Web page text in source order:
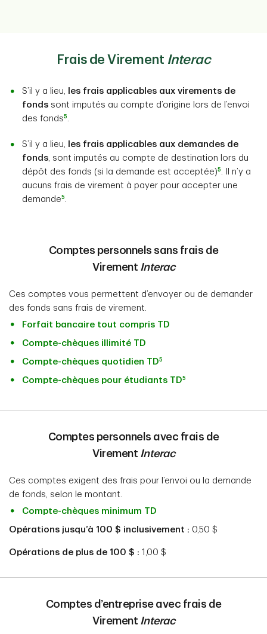
Frais de Virement Interac
S’il y a lieu,
les frais applicables aux virements de
fonds sont imputés au compte d’origine lors de l’envoi
des fonds5 .
S’il y a lieu,
les frais applicables aux demandes de
fonds, sont imputés au compte de destination lors du
dépôt des fonds (si la demande est acceptée)5 . Il n’y a
aucuns frais de virement à payer pour accepter une
demande5 .
Comptes personnels sans frais de
Virement Interac
Ces comptes vous permettent d’envoyer ou de demander
des fonds sans frais de virement.
Forfait bancaire tout compris TD
Compte-chèques illimité TD
Compte-chèques quotidien TD5
Compte-chèques pour étudiants TD5
Comptes personnels avec frais de
Virement Interac
Ces comptes exigent des frais pour l’envoi ou la demande
de fonds, selon le montant.
Compte-chèques minimum TD
Opérations jusqu’à 100 $ inclusivement : 0,50 $
Opérations de plus de 100 $ : 1,00 $
Comptes d’entreprise avec frais de
Virement Interac